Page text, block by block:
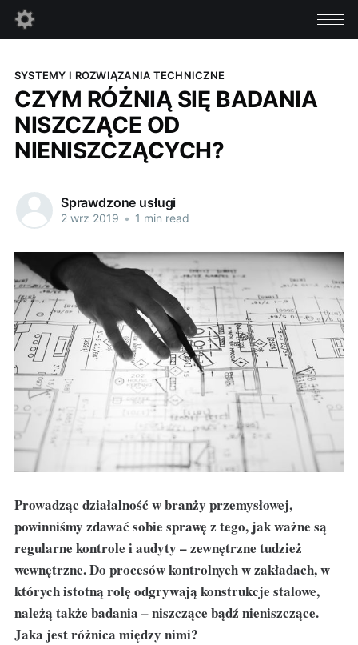
SYSTEMY I ROZWIĄZANIA TECHNICZNE
CZYM RÓŻNIĄ SIĘ BADANIA
NISZCZĄCE OD
NIENISZCZĄCYCH?
Sprawdzone usługi
2 wrz 2019 • 1 min read
Prowadząc działalność w branży przemysłowej,
powinniśmy zdawać sobie sprawę z tego, jak ważne są
regularne kontrole i audyty – zewnętrzne tudzież
wewnętrzne. Do procesów kontrolnych w zakładach, w
których istotną rolę odgrywają konstrukcje stalowe,
należą także badania – niszczące bądź nieniszczące.
Jaka jest różnica między nimi?